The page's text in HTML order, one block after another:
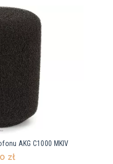
AKG C1000 MKIV
zł